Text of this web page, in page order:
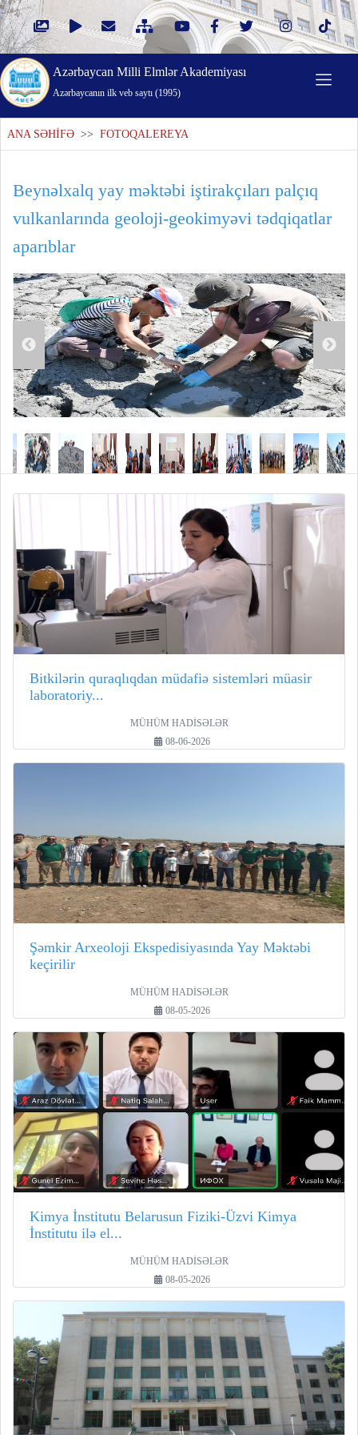
Azərbaycan Milli Elmlər Akademiyası
Azərbaycanın ilk veb saytı (1995)
ANA SƏHİFƏ >> FOTOQALEREYA
Beynəlxalq yay məktəbi iştirakçıları palçıq
vulkanlarında geoloji-geokimyəvi tədqiqatlar
aparıblar
Bitkilərin quraqlıqdan müdafiə sistemləri müasir
laboratoriy...
MÜHÜM HADİSƏLƏR
08-06-2026
Şəmkir Arxeoloji Ekspedisiyasında Yay Məktəbi
keçirilir
MÜHÜM HADİSƏLƏR
08-05-2026
Kimya İnstitutu Belarusun Fiziki-Üzvi Kimya
İnstitutu ilə el...
MÜHÜM HADİSƏLƏR
08-05-2026